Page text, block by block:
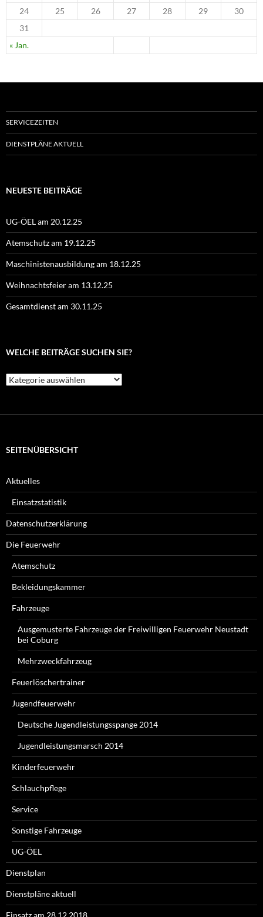
« Jan.
24
25 26 27 28 29
30
31
SERVICEZEITEN
DIENSTPLÄNE AKTUELL
NEUESTE BEITRÄGE
UG-ÖEL am 20.12.25
Atemschutz am 19.12.25
Maschinistenausbildung am 18.12.25
Weihnachtsfeier am 13.12.25
Gesamtdienst am 30.11.25
WELCHE BEITRÄGE SUCHEN SIE?
Welche
Beiträge
SEITENÜBERSICHT
Aktuelles
Einsatzstatistik
Datenschutzerklärung
Die Feuerwehr
Atemschutz
Bekleidungskammer
Fahrzeuge
Ausgemusterte Fahrzeuge der Freiwilligen Feuerwehr Neustadt
bei Coburg
Mehrzweckfahrzeug
Feuerlöschertrainer
Jugendfeuerwehr
Deutsche Jugendleistungsspange 2014
Jugendleistungsmarsch 2014
Kinderfeuerwehr
Schlauchpflege
Service
Sonstige Fahrzeuge
UG-ÖEL
Dienstplan
Dienstpläne aktuell